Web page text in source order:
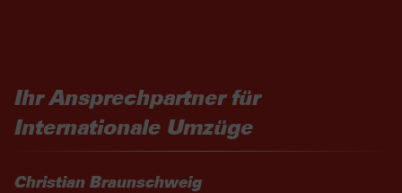
Ihr Ansprechpartner für
Internationale Umzüge
Christian Braunschweig